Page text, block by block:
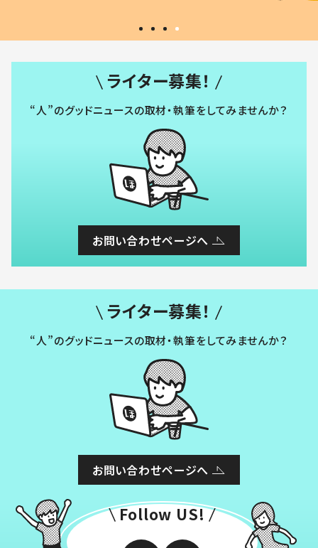
ライター募集！
“人”のグッドニュースの取材・執筆をしてみませんか？
お問い合わせページへ
ライター募集！
“人”のグッドニュースの取材・執筆をしてみませんか？
お問い合わせページへ
Follow US!